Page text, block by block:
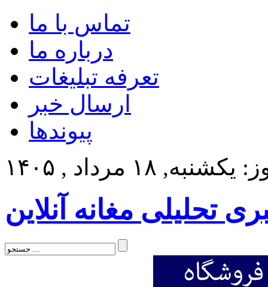
تماس با ما
درباره ما
تعرفه تبلیغات
ارسال خبر
پیوندها
۱۸ مرداد , ۱۴۰۵
تحلیلی مغانه آنلاین